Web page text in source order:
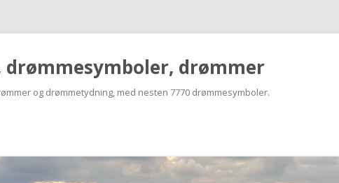
drømmer
og drømmetydning, med nesten 7770 drømmesymboler.